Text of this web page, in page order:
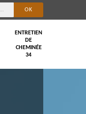
ENTRETIEN
DE
CHEMINÉE
34